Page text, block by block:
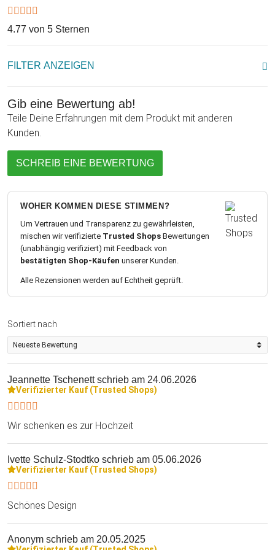
4.77 von 5 Sternen
FILTER ANZEIGEN
Gib eine Bewertung ab!
Teile Deine Erfahrungen mit dem Produkt mit anderen
Kunden.
SCHREIB EINE BEWERTUNG
WOHER KOMMEN DIESE STIMMEN?
Um Vertrauen und Transparenz zu gewährleisten,
mischen wir verifizierte Trusted Shops Bewertungen
(unabhängig verifiziert) mit Feedback von
bestätigten Shop-Käufen unserer Kunden.
Alle Rezensionen werden auf Echtheit geprüft.
Sortiert nach
Jeannette Tschenettschrieb am 24.06.2026
Verifizierter Kauf (Trusted Shops)
Wir schenken es zur Hochzeit
Ivette Schulz-Stodtko schrieb am 05.06.2026
Verifizierter Kauf (Trusted Shops)
Schönes Design
Anonym schrieb am 20.05.2025